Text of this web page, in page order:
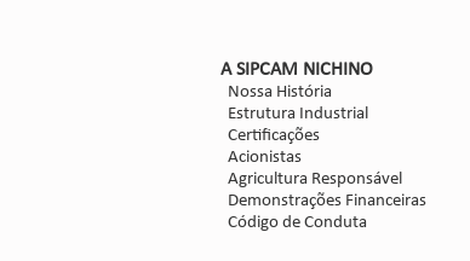
​A SIPCAM NICHINO
Nossa História
Estrutura Industrial
Certificações
Acionistas
Agricultura Responsável
Demonstrações Financeiras
Código de Conduta